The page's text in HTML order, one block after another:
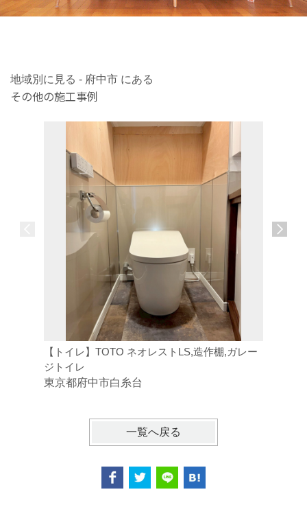
地域別に見る - 府中市 にある
その他の施工事例
【トイレ】TOTO ネオレストLS,造作棚,ガレー
ジトイレ
東京都府中市白糸台
一覧へ戻る